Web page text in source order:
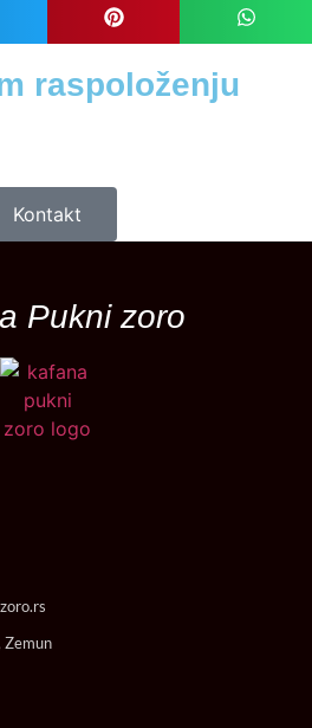
raspoloženju
Kontakt
Pukni zoro